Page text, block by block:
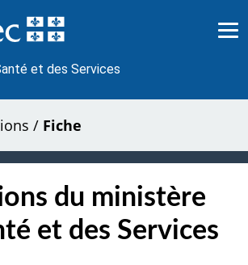
et des Services
/ Fiche
du ministère
et des Services